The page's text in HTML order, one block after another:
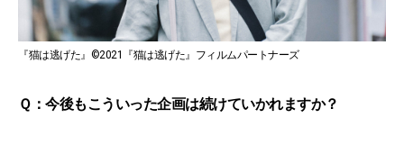
『猫は逃げた』©2021『猫は逃げた』フィルムパートナーズ
Ｑ：今後もこういった企画は続けていかれますか？